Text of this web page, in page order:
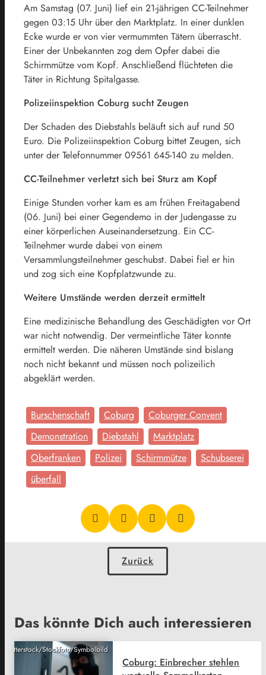
Am Samstag (07. Juni) lief ein 21-jährigen CC-Teilnehmer
gegen 03:15 Uhr über den Marktplatz. In einer dunklen
Ecke wurde er von vier vermummten Tätern überrascht.
Einer der Unbekannten zog dem Opfer dabei die
Schirmmütze vom Kopf. Anschließend flüchteten die
Täter in Richtung Spitalgasse.
Polizeiinspektion Coburg sucht Zeugen
Der Schaden des Diebstahls beläuft sich auf rund 50
Euro. Die Polizeiinspektion Coburg bittet Zeugen, sich
unter der Telefonnummer 09561 645-140 zu melden.
CC-Teilnehmer verletzt sich bei Sturz am Kopf
Einige Stunden vorher kam es am frühen Freitagabend
(06. Juni) bei einer Gegendemo in der Judengasse zu
einer körperlichen Auseinandersetzung. Ein CC-
Teilnehmer wurde dabei von einem
Versammlungsteilnehmer geschubst. Dabei fiel er hin
und zog sich eine Kopfplatzwunde zu.
Weitere Umstände werden derzeit ermittelt
Eine medizinische Behandlung des Geschädigten vor Ort
war nicht notwendig. Der vermeintliche Täter konnte
ermittelt werden. Die näheren Umstände sind bislang
noch nicht bekannt und müssen noch polizeilich
abgeklärt werden.
Burschenschaft Coburg
Coburger Convent
Demonstration
Diebstahl
Marktplatz
Oberfranken
Polizei Schirmmütze
Schubserei
überfall
Zurück
Das könnte Dich auch interessieren
Shutterstock/Stockfoto/Symbolbild
Coburg: Einbrecher stehlen